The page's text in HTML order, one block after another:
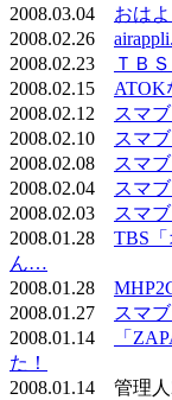
2008.03.04 おは
2008.02.26
2008.02.23
ＴＢ
2008.02.15 ATOK
2008.02.12
スマ
2008.02.10
スマ
2008.02.08
スマ
2008.02.04
スマ
2008.02.03
スマ
2008.01.28 TBS
ん…
2008.01.28
2008.01.27
スマ
2008.01.14
「
た！
2008.01.14 管理人